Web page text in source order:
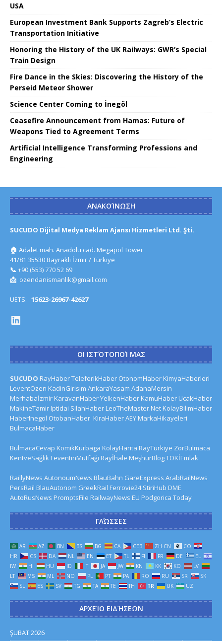
USA
European Investment Bank Supports Zagreb’s Electric
Transportation Initiative
Honoring the History of the UK Railways: GWR’s Special
Train Design
Fire Dance in the Skies: Discovering the History of the
Perseid Meteor Shower
Science Center Coming to İnegöl
Ceasefire Announcement from Hamas: Future of
Weapons Tied to Agreement Terms
Artificial Intelligence Transforming Professions and
Engineering
ΑΝΑΚΟΊΝΩΣΗ
SUCUDO Dijital Medya Reklam Ajansı Hizmetleri Ltd. Şti.
🏠 Adalet mah. Anadolu cad. Megapol Tower
41/81 35530 Bayraklı İzmir / Türkiye
📞 +90 (553) 770 52 69
📩 ozendanismanlik@gmail.com
UETS: 15623-26967-42627
ΟΙ ΙΣΤΌΤΟΠΟΊ ΜΑΣ
SUCUDO RayHaberTeleferikHaber OtonomHaber KimyaHaberleri
LeventÖzen KadinGirisim AnkaraYasam AdanaMersin
Merhabaİzmir KaravanHaberYelkenHaber KamuHaber UcakHaber
MakineTamir Iptidai SilahHaber LeoTheMaster.Net KolayBilimHaber
HaberInegol OtobanHaber KiraHaberAEY MarkaHikayeleri
BulmacaHaber
BulmacaCevap KomikKurbaga KolayHarita RayTurkiye ZorBulmaca
KentveSağlık LeventinMutfağı Rayİhale MeşhurBlogTOKİEmlak
RaillyNews AutonoumNews BlauBahn GareExpress ArabRailNews
PersRail BlauAutonom GreekRail Ferrovie24 StiriHub DME
AutoRusNews PromptsFile RailwayNews EU Podgorica Today
ΓΛΏΣΣΕΣ
AR AZ BN BS BG CA CEB ZH-CN
CO
HR
CS DA NL EN ET TL FI FR DE
EL
IW
HI HU ID IT JA JW KN KK KO
LV
LT
MS ML NO PL PT PA RO RU SR
SK
SL
ES SV TG TA TE TH TR UK UZ
ΑΡΧΕΊΟ ΕΙΔΉΣΕΩΝ
ŞUBAT 2026